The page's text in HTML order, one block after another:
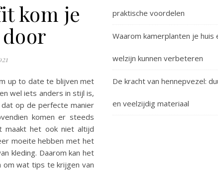
kom je
up to date te blijven met
wel iets anders in stijl is,
op de perfecte manier
komen er steeds
maakt het ook niet altijd
moeite hebben met het
kleding. Daarom kan het
om wat tips te krijgen van
praktische voordelen
Waarom kamerplanten je huis
welzijn kunnen verbeteren
De kracht van hennepvezel:
en veelzijdig materiaal